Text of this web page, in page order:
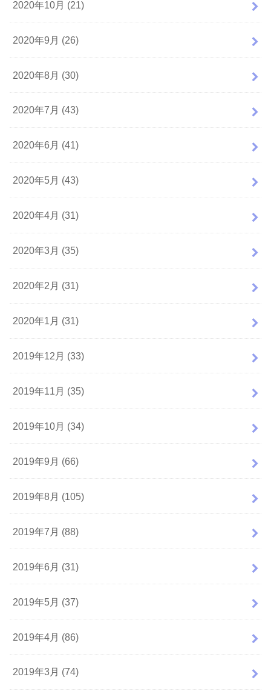
2020年10月 (21)
2020年9月 (26)
2020年8月 (30)
2020年7月 (43)
2020年6月 (41)
2020年5月 (43)
2020年4月 (31)
2020年3月 (35)
2020年2月 (31)
2020年1月 (31)
2019年12月 (33)
2019年11月 (35)
2019年10月 (34)
2019年9月 (66)
2019年8月 (105)
2019年7月 (88)
2019年6月 (31)
2019年5月 (37)
2019年4月 (86)
2019年3月 (74)